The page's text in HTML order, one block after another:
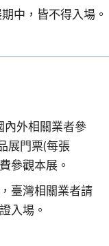
中，皆不得入場。
內外相關業者參
展門票(每張
參觀本展。
臺灣相關業者請
入場。